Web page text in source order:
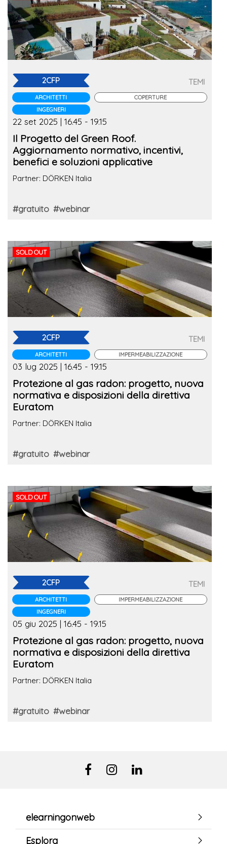
2CFP
ARCHITETTI
INGEGNERI
TEMI
COPERTURE
22 set 2025 | 16.45 - 19.15
Il Progetto del Green Roof.
Aggiornamento normativo, incentivi,
benefici e soluzioni applicative
Partner: DÖRKEN Italia
#gratuito #webinar
SOLD OUT
2CFP
ARCHITETTI
TEMI
IMPERMEABILIZZAZIONE
03 lug 2025 | 16.45 - 19.15
Protezione al gas radon: progetto, nuova
normativa e disposizioni della direttiva
Euratom
Partner: DÖRKEN Italia
#gratuito #webinar
SOLD OUT
2CFP
ARCHITETTI
INGEGNERI
TEMI
IMPERMEABILIZZAZIONE
05 giu 2025 | 16.45 - 19.15
Protezione al gas radon: progetto, nuova
normativa e disposizioni della direttiva
Euratom
Partner: DÖRKEN Italia
#gratuito #webinar
elearningonweb
Esplora